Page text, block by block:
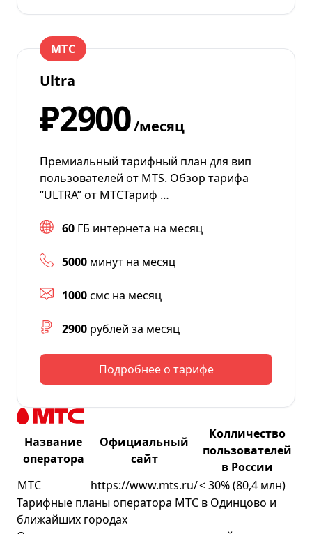
МТС
Ultra
₽2900/месяц
Премиальный тарифный план для вип
пользователей от MTS. Обзор тарифа
“ULTRA” от МТСТариф …
60 ГБ интернета на месяц
5000 минут на месяц
1000смс на месяц
2900 рублей за месяц
Подробнее о тарифе
Название
оператора
Официальный
сайт
Колличество
пользователей
в России
МТС
https://www.mts.ru/< 30% (80,4 млн)
Тарифные планы оператора МТС в Одинцово и
ближайших городах